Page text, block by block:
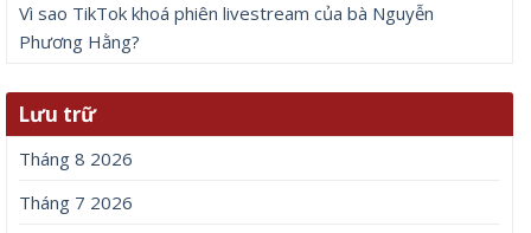
Vì sao TikTok khoá phiên livestream của bà Nguyễn
Phương Hằng?
Lưu trữ
Tháng 8 2026
Tháng 7 2026